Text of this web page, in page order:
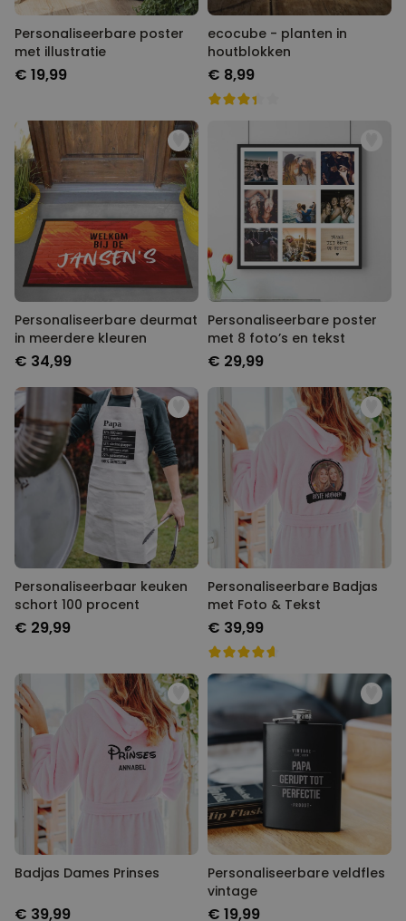
Personaliseerbare poster
met illustratie
€ 19,99
ecocube - planten in
houtblokken
€ 8,99
Personaliseerbare deurmat
in meerdere kleuren
€ 34,99
Personaliseerbare poster
met 8 foto’s en tekst
€ 29,99
Personaliseerbaar keuken
schort 100 procent
€ 29,99
Personaliseerbare Badjas
met Foto & Tekst
€ 39,99
Badjas Dames Prinses
€ 39,99
Personaliseerbare veldfles
vintage
€ 19,99